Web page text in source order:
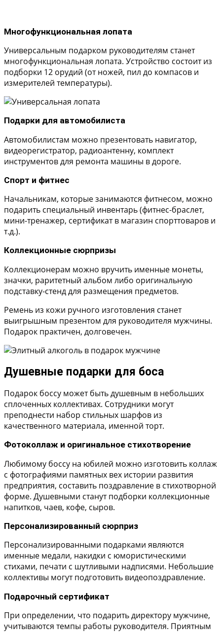
Многофункциональная лопата
Универсальным подарком руководителям станет
многофункциональная лопата. Устройство состоит из
подборки 12 орудий (от ножей, пил до компасов и
измерителей температуры).
Подарки для автомобилиста
Автомобилистам можно презентовать навигатор,
видеорегистратор, радиоантенну, комплект
инструментов для ремонта машины в дороге.
Спорт и фитнес
Начальникам, которые занимаются фитнесом, можно
подарить специальный инвентарь (фитнес-браслет,
мини-тренажер, сертификат в магазин спорттоваров и
т.д.).
Коллекционные сюрпризы
Коллекционерам можно вручить именные монеты,
значки, раритетный альбом либо оригинальную
подставку-стенд для размещения предметов.
Ремень из кожи ручного изготовления станет
выигрышным презентом для руководителя мужчины.
Подарок практичен, долговечен.
Душевные подарки для боса
Подарок боссу может быть душевным в небольших
сплоченных коллективах. Сотрудники могут
преподнести набор стильных шарфов из
качественного материала, именной торт.
Фотоколлаж и оригинальное стихотворение
Любимому боссу на юбилей можно изготовить коллаж
с фотографиями памятных вех истории развития
предприятия, составить поздравление в стихотворной
форме. Душевными станут подборки коллекционные
напитков, чаев, кофе, сыров.
Персонализированный сюрприз
Персонализированными подарками являются
именные медали, накидки с юмористическими
стихами, печати с шутливыми надписями. Небольшие
коллективы могут подготовить видеопоздравление.
Подарочный сертификат
При определении, что подарить директору мужчине,
учитываются темпы работы руководителя. Приятным